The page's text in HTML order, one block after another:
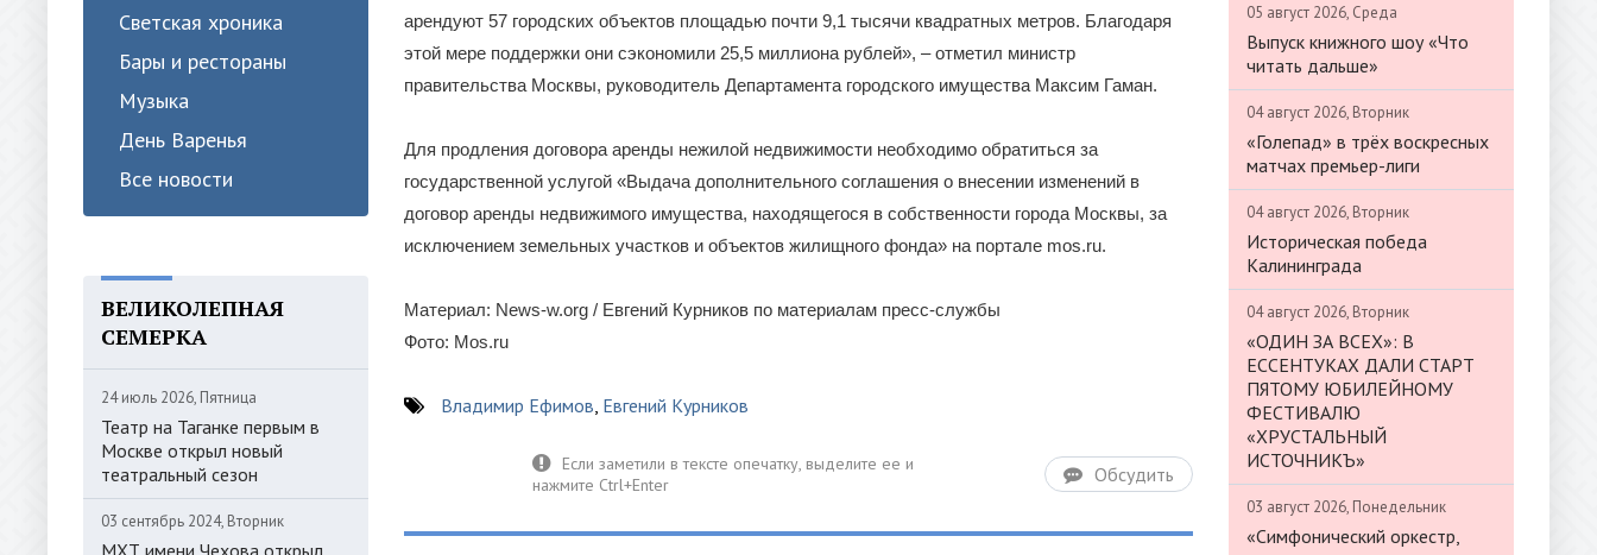
Светская хроника
Бары и рестораны
Музыка
День Варенья
Все новости
ВЕЛИКОЛЕПНАЯ
СЕМЕРКА
24 июль 2026, Пятница
Театр на Таганке первым в
Москве открыл новый
театральный сезон
03 сентябрь 2024, Вторник
МХТ имени Чехова открыл
арендуют 57 городских объектов площадью почти 9,1 тысячи квадратных метров. Благодаря
этой мере поддержки они сэкономили 25,5 миллиона рублей», – отметил министр
правительства Москвы, руководитель Департамента городского имущества Максим Гаман.
Для продления договора аренды нежилой недвижимости необходимо обратиться за
государственной услугой «Выдача дополнительного соглашения о внесении изменений в
договор аренды недвижимого имущества, находящегося в собственности города Москвы, за
исключением земельных участков и объектов жилищного фонда» на портале mos.ru.
Материал: News-w.org / Евгений Курников по материалам пресс-службы
Фото: Mos.ru
Владимир Ефимов, Евгений Курников
Обсудить
05 август 2026, Среда
Выпуск книжного шоу «Что
читать дальше»
04 август 2026, Вторник
«Голепад» в трёх воскресных
матчах премьер-лиги
04 август 2026, Вторник
Историческая победа
Калининграда
04 август 2026, Вторник
«ОДИН ЗА ВСЕХ»: В
ЕССЕНТУКАХ ДАЛИ СТАРТ
ПЯТОМУ ЮБИЛЕЙНОМУ
ФЕСТИВАЛЮ
«ХРУСТАЛЬНЫЙ
ИСТОЧНИКЪ»
03 август 2026, Понедельник
«Симфонический оркестр,